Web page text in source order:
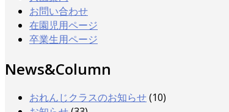
お問い合わせ
在園児用ページ
卒業生用ページ
News&Column
おれんじクラスのお知らせ(10)